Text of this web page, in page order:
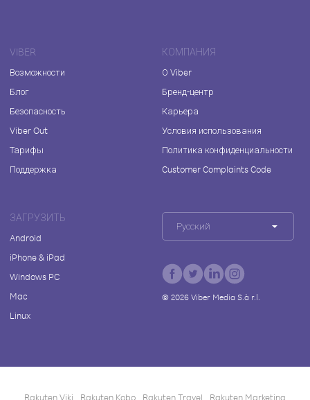
VIBER
Возможности
Блог
Безопасность
Viber Out
Тарифы
Поддержка
КОМПАНИЯ
О Viber
Бренд-центр
Карьера
Условия использования
Политика конфиденциальности
Customer Complaints Code
ЗАГРУЗИТЬ
Android
iPhone & iPad
Windows PC
Mac
Linux
Русский
© 2026Viber Media S.à r.l.
Rakuten Viki Rakuten Kobo Rakuten Travel Rakuten Marketing